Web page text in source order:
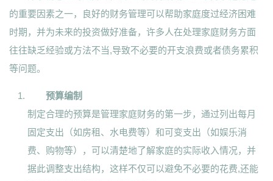
的重要因素之一，良好的财务管理可以帮助家庭度过经济困难
时期，并为未来的投资做好准备，许多人在处理家庭财务方面
往往缺乏经验或方法不当,导致不必要的开支浪费或者债务累积
等问题。
预算编制
制定合理的预算是管理家庭财务的第一步，通过列出每月
固定支出（如房租、水电费等）和可变支出（如娱乐消
费、购物等），可以清楚地了解家庭的实际收入情况，并
据此调整支出结构，这样不仅可以避免不必要的花费,还能